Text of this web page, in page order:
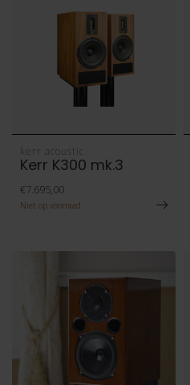
kerr acoustic
Kerr K300 mk.3
€7.695,00
Niet op voorraad